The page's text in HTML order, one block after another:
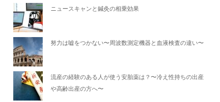
ニュースキャンと鍼灸の相乗効果
努力は嘘をつかない〜周波数測定機器と血液検査の違い〜
流産の経験のある人が使う安胎薬は？〜冷え性持ちの出産
や高齢出産の方へ〜